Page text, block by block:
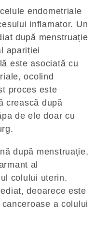
endometriale
inflamator. Un
după menstruație
apariției
este asociată cu
ocolind
proces este
crească după
de ele doar cu
după menstruație,
al
colului uterin.
deoarece este
a colului